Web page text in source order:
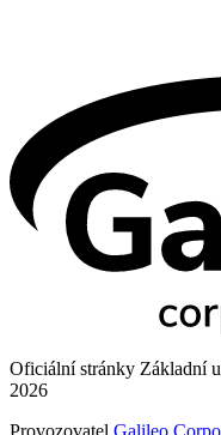
Oficiální stránky Základní
2026